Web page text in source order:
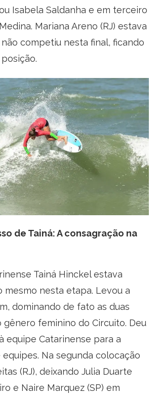
Isabela Saldanha e em terceiro
Mariana Areno (RJ) estava
competiu nesta final, ficando
de Tainá: A consagração na
Tainá Hinckel estava
mesmo nesta etapa. Levou a
dominando de fato as duas
gênero feminino do Circuito. Deu
equipe Catarinense para a
Na segunda colocação
(RJ), deixando Julia Duarte
e Naire Marquez (SP) em